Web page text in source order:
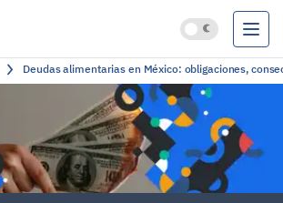
Deudas alimentarias en México: obligaciones,